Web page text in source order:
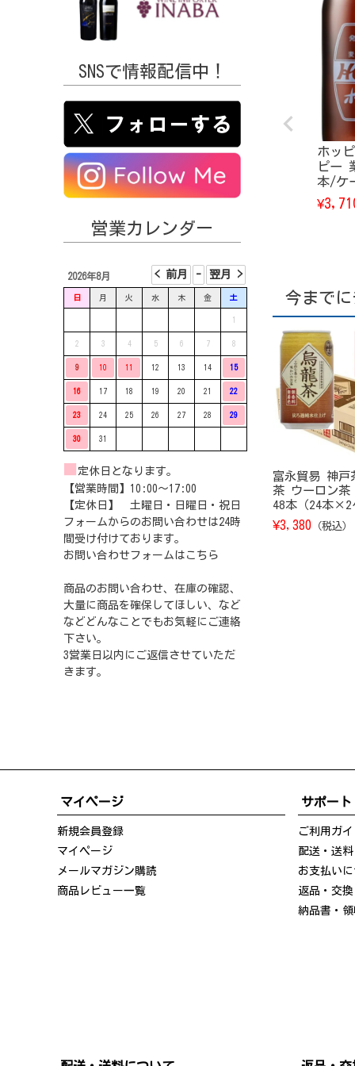
SNSで情報配信中！
営業カレンダー
2026年8月
日 月 火 水 木 金 土
1
2 3 4 5 6 7 8
9 10 11 12 13 14 15
16 17 18 19 20 21 22
23 24 25 26 27 28 29
30 31
定休日となります。
【営業時間】10:00〜17:00
【定休日】 土曜日・日曜日・祝日
フォームからのお問い合わせは24時
間受け付けております。
お問い合わせフォームは こちら
商品のお問い合わせ、在庫の確認、
大量に商品を確保してほしい、など
などどんなことでもお気軽にご連絡
下さい。
3営業日以内にご返信させていただ
きます。
ホッ
ピー
本/ケ
¥
今まで
富永貿易 神戸
茶 ウーロン
48本（24本×2
¥3,380 （税込）
マイページ
新規会員登録
マイページ
メールマガジン購読
商品レビュー一覧
サポート
ご利用ガ
配送・送
お支払い
返品・交
納品書・